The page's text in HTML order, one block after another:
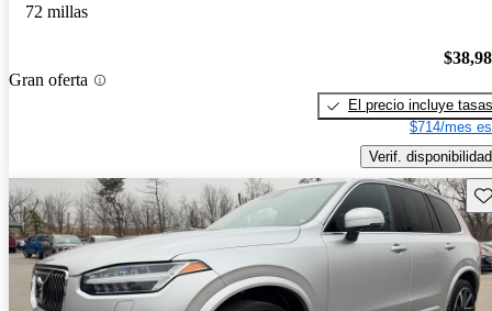
72 millas
Gran oferta
El precio incluye tasas
$714/mes
Verif. disponibilidad